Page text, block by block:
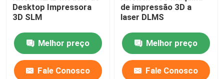
Máquina de dobra de fios DMIS-V1
Máquina de dobra de fios DMIS-V1
Desktop Impressora
3D SLM
Melhor preço
Fale Conosco
de impressão 3D a
laser DLMS
Melhor preço
Fale Conosco